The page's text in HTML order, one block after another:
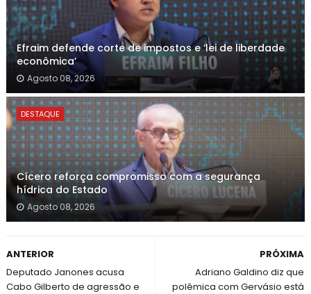
Efraim defende corte de impostos e ‘lei de liberdade
econômica’
Agosto 08, 2026
DESTAQUE
Cícero reforça compromisso com a segurança
hídrica do Estado
Agosto 08, 2026
PRÓXIMA
Adriano Galdino diz que
polêmica com Gervásio está
ANTERIOR
Deputado Janones acusa
Cabo Gilberto de agressão e